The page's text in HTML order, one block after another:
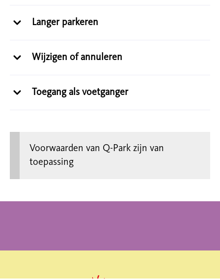
Langer parkeren
Wijzigen of annuleren
Toegang als voetganger
Voorwaarden van Q-Park zijn van
toepassing